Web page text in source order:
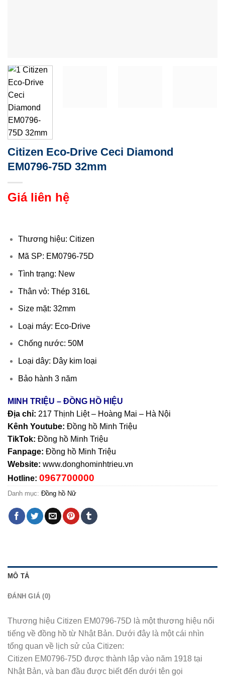
Citizen Eco-Drive Ceci Diamond
EM0796-75D 32mm
Giá liên hệ
Thương hiệu: Citizen
Mã SP: EM0796-75D
Tình trạng: New
Thân vỏ: Thép 316L
Size mặt: 32mm
Loại máy: Eco-Drive
Chống nước: 50M
Loại dây: Dây kim loại
Bảo hành 3 năm
MINH TRIỆU – ĐỒNG HỒ HIỆU
Địa chỉ: 217 Thịnh Liệt – Hoàng Mai – Hà Nội
Kênh Youtube: Đồng hồ Minh Triệu
TikTok: Đồng hồ Minh Triệu
Fanpage: Đồng hồ Minh Triệu
Website: www.donghominhtrieu.vn
Hotline: 0967700000
Danh mục: Đồng hồ Nữ
MÔ TẢ
ĐÁNH GIÁ (0)
Thương hiệu Citizen EM0796-75D là một thương hiệu nổi
tiếng về đồng hồ từ Nhật Bản. Dưới đây là một cái nhìn
tổng quan về lịch sử của Citizen:
Citizen EM0796-75D được thành lập vào năm 1918 tại
Nhật Bản, và ban đầu được biết đến dưới tên gọi